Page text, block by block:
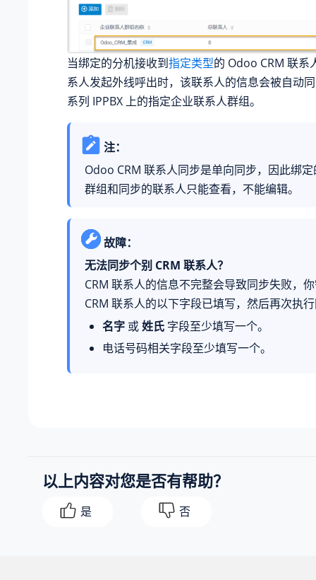
当绑定的分机接收到指定类型的 Odoo CRM 联系
系人发起外线呼出时，该联系人的信息会被自动
系列 IPPBX上的指定企业联系人群组。
注：
Odoo CRM 联系人同步是单向同步，因此绑
群组和同步的联系人只能查看，不能编辑。
故障：
无法同步个别 CRM 联系人？
CRM 联系人的信息不完整会导致同步失败，
CRM 联系人的以下字段已填写，然后再次执
名字或姓氏字段至少填写一个。
电话号码相关字段至少填写一个。
以上内容对您是否有帮助？
是 否